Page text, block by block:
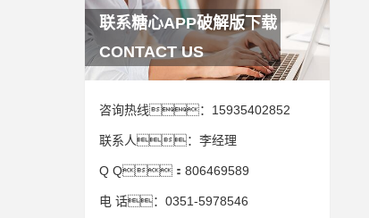
联系糖心APP破解版下载
CONTACT US
咨询热线： 15935402852
联系人： 李经理
Q Q： 806469589
电 话： 0351-5978546